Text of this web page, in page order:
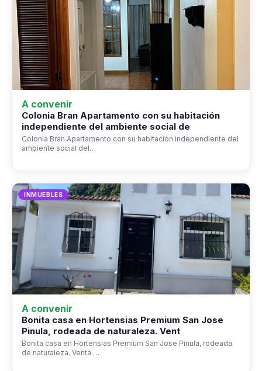
A convenir
Colonia Bran Apartamento con su habitación
independiente del ambiente social de
Colonia Bran Apartamento con su habitación independiente del
ambiente social del…
INMUEBLES
A convenir
Bonita casa en Hortensias Premium San Jose
Pinula, rodeada de naturaleza. Vent
Bonita casa en Hortensias Premium San Jose Pinula, rodeada
de naturaleza. Venta …